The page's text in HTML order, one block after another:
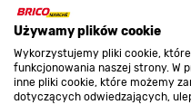
Używamy plików cookie
Wykorzystujemy pliki cookie,
funkcjonowania naszej strony. W
inne pliki cookie, które możemy
dotyczących odwiedzających,
O nas
Kontakt do sklepu